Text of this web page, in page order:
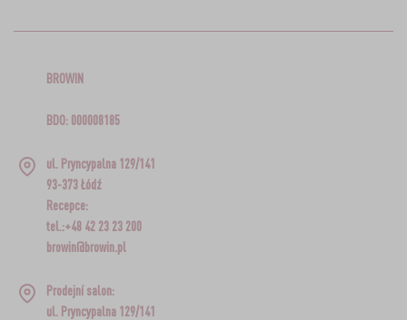
BROWIN
BDO: 000008185
ul. Pryncypalna 129/141
93-373 Łódź
Recepce:
tel.:+48 42 23 23 200
browin@browin.pl
Prodejní salon:
ul. Pryncypalna 129/141